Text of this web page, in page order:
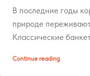
В последние годы
природе
Классические
Continue reading